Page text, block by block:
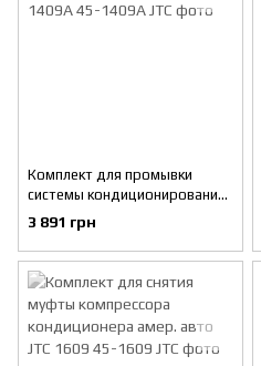
Комплект для промывки
системы кондиционирования
JTC 1409A
3 891 грн